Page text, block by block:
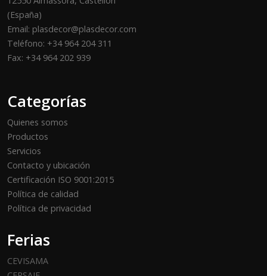
(España)
Email: plasdecor@plasdecor.com
Teléfono: +34 964 204 311
Fax: +34 964 202 939
Categorías
Quienes somos
Productos
Servicios
Contacto y ubicación
Certificación ISO 9001:2015
Política de calidad
Política de privacidad
Ferias
CEVISAMA